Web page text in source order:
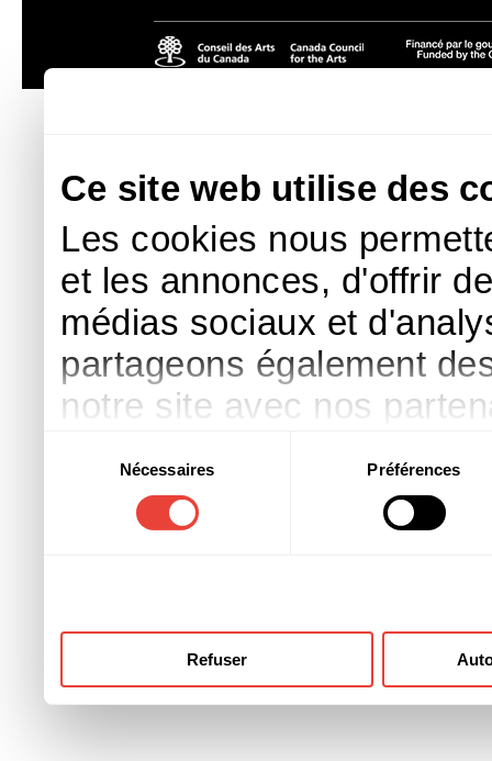
Ce site web utilise des
Les cookies nous
et les annonces, d'offrir
médias sociaux et
partageons également
notre site avec nos
d'autres informations
ont collectées lors de
consentement
Nécessaires Préférences
Refuser